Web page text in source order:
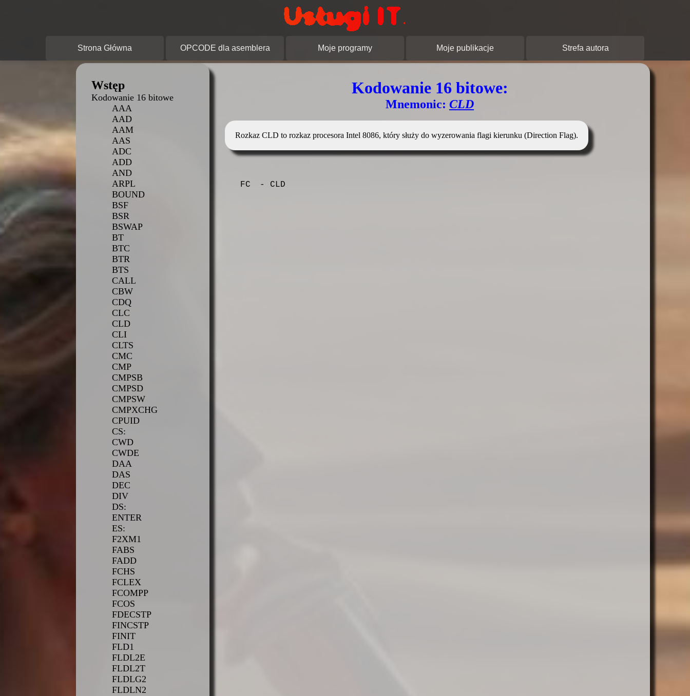
Usługi IT.
Opracowanie strony:
Strona Główna OPCODE dla asemblera Moje programy Moje publikacje Strefa autora
Wstęp
Kodowanie 16 bitowe
AAA
AAD
AAM
AAS
ADC
ADD
AND
ARPL
BOUND
BSF
BSR
BSWAP
BT
BTC
BTR
BTS
CALL
CBW
CDQ
CLC
CLD
CLI
CLTS
CMC
CMP
CMPSB
CMPSD
CMPSW
CMPXCHG
CPUID
CS:
CWD
CWDE
DAA
DAS
DEC
DIV
DS:
ENTER
ES:
F2XM1
FABS
FADD
FCHS
FCLEX
FCOMPP
FCOS
FDECSTP
FINCSTP
FINIT
FLD1
FLDL2E
FLDL2T
FLDLG2
FLDLN2
Kodowanie 16 bitowe:
Mnemonic: CLD
Rozkaz CLD to rozkaz procesora Intel 8086, który służy do wyzerowania flagi kierunku (Direction Flag).
FC - CLD